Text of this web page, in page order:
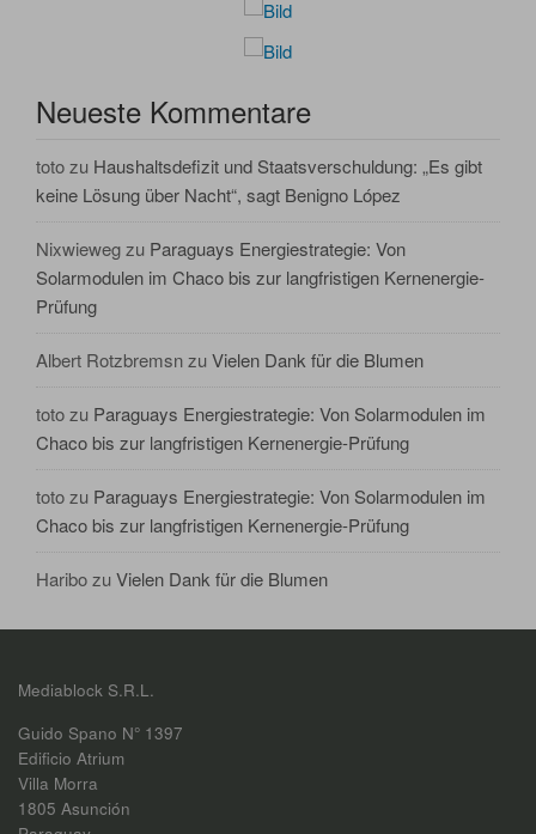
Neueste Kommentare
totozu Haushaltsdefizit und Staatsverschuldung: „Es gibt
keine Lösung über Nacht“, sagt Benigno López
Nixwiewegzu Paraguays Energiestrategie: Von
Solarmodulen im Chaco bis zur langfristigen Kernenergie-
Prüfung
Albert Rotzbremsnzu Vielen Dank für die Blumen
totozu Paraguays Energiestrategie: Von Solarmodulen im
Chaco bis zur langfristigen Kernenergie-Prüfung
totozu Paraguays Energiestrategie: Von Solarmodulen im
Chaco bis zur langfristigen Kernenergie-Prüfung
Haribozu Vielen Dank für die Blumen
Mediablock S.R.L.
Guido Spano N° 1397
Edificio Atrium
Villa Morra
1805 Asunción